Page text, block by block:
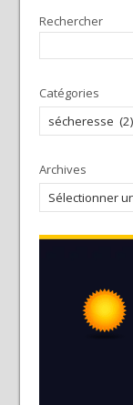
Rechercher
Catégories
Archives